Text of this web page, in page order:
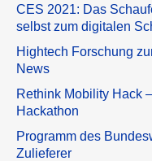
CES 2021: Das
selbst zum digitalen
Hightech Forschung
News
Rethink Mobility Hack
Hackathon
Programm des
Zulieferer